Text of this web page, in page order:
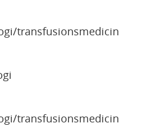
transfusionsmedicin
transfusionsmedicin